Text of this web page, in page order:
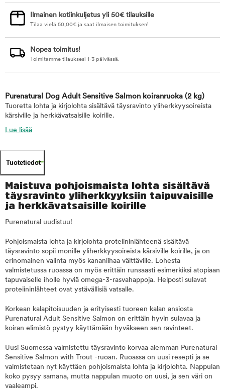
Ilmainen kotiinkuljetus yli 50€ tilauksille
Tilaa vielä 50,00€ ja saat ilmaisen toimituksen!
Nopea toimitus!
Toimitamme tilauksesi 1-3 päivässä.
Purenatural Dog Adult Sensitive Salmon koiranruoka (2 kg)
Tuoretta lohta ja kirjolohta sisältävä täysravinto yliherkkyysoireista
kärsiville ja herkkävatsaisille koirille.
Lue lisää
Tuotetiedot
Maistuva pohjoismaista lohta sisältävä
täysravinto yliherkkyyksiin taipuvaisille
ja herkkävatsaisille koirille
Purenatural uudistuu!
Pohjoismaista lohta ja kirjolohta proteiininlähteenä sisältävä
täysravinto sopii monille yliherkkyysoireista kärsiville koirille, ja on
erinomainen valinta myös kananlihaa välttäville. Lohesta
valmistetussa ruoassa on myös erittäin runsaasti esimerkiksi atopiaan
tapuvaiselle iholle hyviä omega-3-rasvahappoja. Helposti sulavat
proteiininlähteet ovat ystävällisiä vatsalle.
Korkean kalapitoisuuden ja erityisesti tuoreen kalan ansiosta
Purenatural Adult Sensitive Salmon on erittäin hyvin sulavaa ja
koiran elimistö pystyy käyttämään hyväkseen sen ravinteet.
Uusi Suomessa valmistettu täysravinto korvaa aiemman Purenatural
Sensitive Salmon with Trout -ruoan. Ruoassa on uusi resepti ja se
valmistetaan nyt käyttäen pohjoismaista lohta ja kirjolohta. Nappulan
koko pysyy samana, mutta nappulan muoto on uusi, ja sen väri on
vaaleampi.